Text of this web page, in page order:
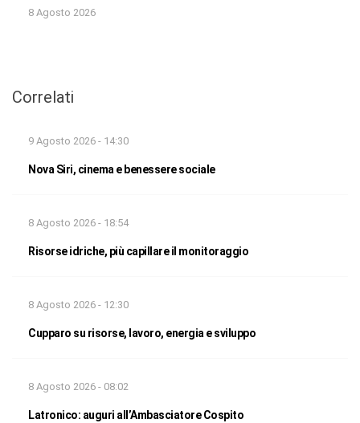
8 Agosto 2026
Correlati
9 Agosto 2026 - 14:30
Nova Siri, cinema e benessere sociale
8 Agosto 2026 - 18:54
Risorse idriche, più capillare il monitoraggio
8 Agosto 2026 - 12:30
Cupparo su risorse, lavoro, energia e sviluppo
8 Agosto 2026 - 08:02
Latronico: auguri all’Ambasciatore Cospito